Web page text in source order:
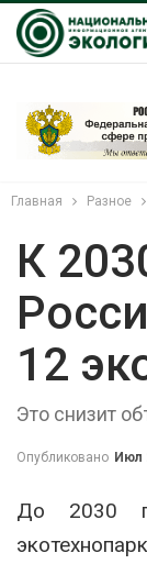
Главная Разное
К
12
Это снизит
Опубликовано Июл
До 2030